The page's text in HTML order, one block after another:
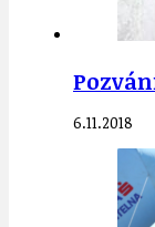
6.11.2018